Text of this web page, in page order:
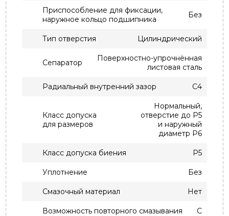
Приспособление для фиксации,
наружное кольцо подшипника
Без
Тип отверстия Цилиндрический
Сепаратор
Поверхностно-упрочнённая
листовая сталь
Радиальный внутренний зазор C4
Класс допуска
для размеров
Нормальный,
отверстие до P5
и наружный
диаметр P6
Класс допуска биения P5
Уплотнение Без
Смазочный материал Нет
Возможность повторного смазывания С